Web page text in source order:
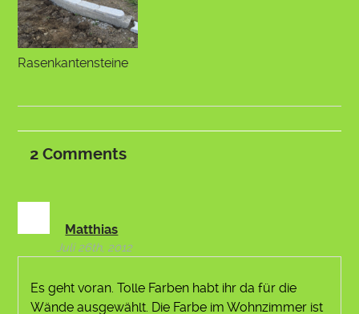
Rasenkantensteine
2 Comments
Matthias
Juli 26th, 2012
Es geht voran. Tolle Farben habt ihr da für die
Wände ausgewählt. Die Farbe im Wohnzimmer ist